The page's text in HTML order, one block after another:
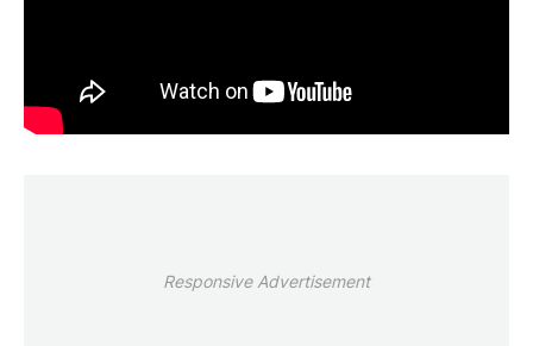
Responsive Advertisement